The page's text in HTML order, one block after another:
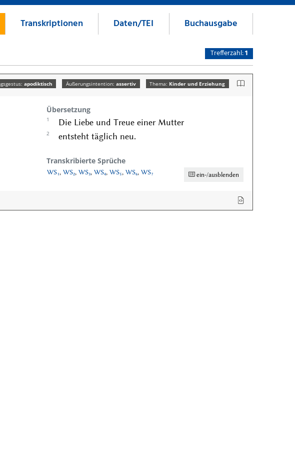
Transkriptionen Daten/TEI Buchausgabe
Trefferzahl:1
apodiktisch Äußerungsintention:assertiv Thema: Kinder und Erziehung
Übersetzung
1 Die Liebe und Treue einer Mutter
2 entsteht täglich neu.
Transkribierte Sprüche
ein-/ausblenden
WS₁, WS₂, WS₃, WS₄, WS₅, WS₆, WS₇